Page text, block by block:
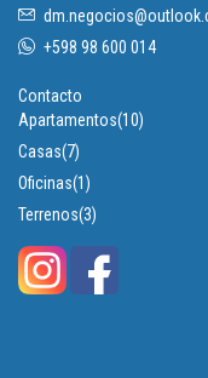
+598 98 600 014
Contacto
Apartamentos(10)
Casas(7)
Oficinas(1)
Terrenos(3)